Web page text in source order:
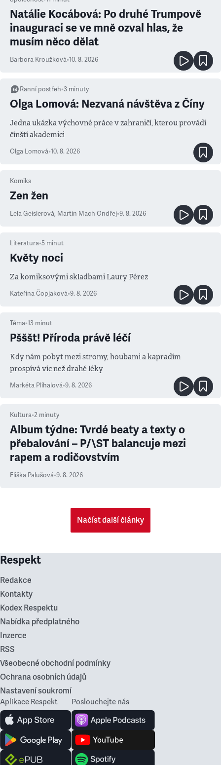
Natálie Kocábová: Po druhé Trumpově
inauguraci se ve mně ozval hlas, že
musím něco dělat
Barbora Kroužková•10. 8. 2026
Ranní postřeh•3 minuty
Olga Lomová: Nezvaná návštěva z Číny
Jedna ukázka výchovné práce v zahraničí, kterou provádí
čínští akademici
Olga Lomová•10. 8. 2026
Komiks
Zen žen
Lela Geislerová, Martin Mach Ondřej•9. 8. 2026
Literatura•5 minut
Květy noci
Za komiksovými skladbami Laury Pérez
Kateřina Čopjaková•9. 8. 2026
Téma•13 minut
Pšššt! Příroda právě léčí
Kdy nám pobyt mezi stromy, houbami a kapradím
prospívá víc než drahé léky
Markéta Plíhalová•9. 8. 2026
Kultura•2 minuty
Album týdne: Tvrdé beaty a texty o
přebalování – P/\ST balancuje mezi
rapem a rodičovstvím
Eliška Palušová•9. 8. 2026
Načíst další články
Respekt
Redakce
Kontakty
Kodex Respektu
Nabídka předplatného
Inzerce
RSS
Všeobecné obchodní podmínky
Ochrana osobních údajů
Nastavení soukromí
Aplikace Respekt Poslouchejte nás